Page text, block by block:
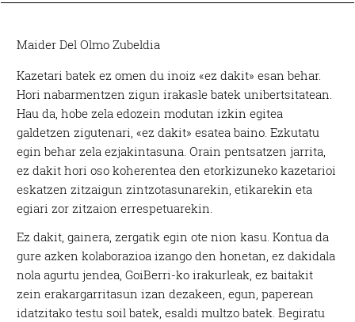
Maider Del Olmo Zubeldia
Kazetari batek ez omen du inoiz «ez dakit» esan behar.
Hori nabarmentzen zigun irakasle batek unibertsitatean.
Hau da, hobe zela edozein modutan izkin egitea
galdetzen zigutenari, «ez dakit» esatea baino. Ezkutatu
egin behar zela ezjakintasuna. Orain pentsatzen jarrita,
ez dakit hori oso koherentea den etorkizuneko kazetarioi
eskatzen zitzaigun zintzotasunarekin, etikarekin eta
egiari zor zitzaion errespetuarekin.
Ez dakit, gainera, zergatik egin ote nion kasu. Kontua da
gure azken kolaborazioa izango den honetan, ez dakidala
nola agurtu jendea, GoiBerri-ko irakurleak, ez baitakit
zein erakargarritasun izan dezakeen, egun, paperean
idatzitako testu soil batek, esaldi multzo batek. Begiratu